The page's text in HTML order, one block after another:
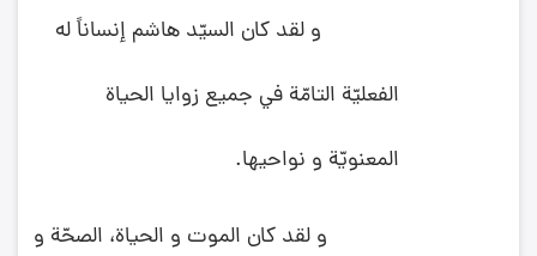
و لقد كان السيّد هاشم إنساناً له
الفعليّة التامّة في جميع زوايا الحياة
المعنويّة و نواحيها.
و لقد كان الموت و الحياة، الصحّة و